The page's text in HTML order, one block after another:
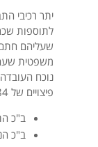
יתר רכיבי
לתוספות
שעליהם
משפטית
נוכח
פיצויים של 84 אלף שקל) המדינה לא חויבה בהוצאות.
ב"כ
ב"כ